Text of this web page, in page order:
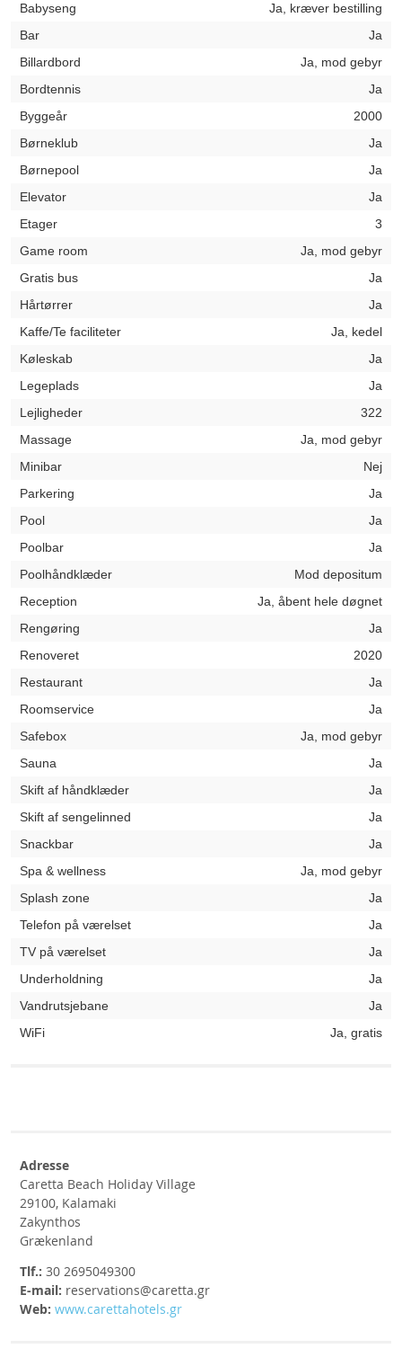
Babyseng
Ja, kræver bestilling
Bar
Ja
Billardbord
Ja, mod gebyr
Bordtennis
Ja
Byggeår
2000
Børneklub
Ja
Børnepool
Ja
Elevator
Ja
Etager
3
Game room
Ja, mod gebyr
Gratis bus
Ja
Hårtørrer
Ja
Kaffe/Te faciliteter
Ja, kedel
Køleskab
Ja
Legeplads
Ja
Lejligheder
322
Massage
Ja, mod gebyr
Minibar
Nej
Parkering
Ja
Pool
Ja
Poolbar
Ja
Poolhåndklæder
Mod depositum
Reception
Ja, åbent hele døgnet
Rengøring
Ja
Renoveret
2020
Restaurant
Ja
Roomservice
Ja
Safebox
Ja, mod gebyr
Sauna
Ja
Skift af håndklæder
Ja
Skift af sengelinned
Ja
Snackbar
Ja
Spa & wellness
Ja, mod gebyr
Splash zone
Ja
Telefon på værelset
Ja
TV på værelset
Ja
Underholdning
Ja
Vandrutsjebane
Ja
WiFi
Ja, gratis
Adresse
Caretta Beach Holiday Village
29100, Kalamaki
Zakynthos
Grækenland
Tlf.: 30 2695049300
E-mail: reservations@caretta.gr
Web: www.carettahotels.gr